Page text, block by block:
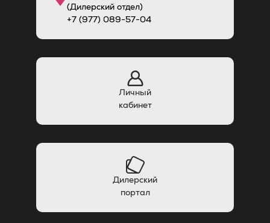
(Дилерский отдел)
+7 (977) 089-57-04
Личный
кабинет
Дилерский
портал